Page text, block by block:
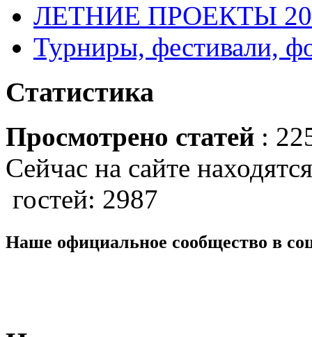
ЛЕТНИЕ ПРОЕКТЫ
Турниры, фестивали,
Статистика
Просмотрено статей :
Сейчас на сайте
гостей: 2987
Наше официальное сообщество в